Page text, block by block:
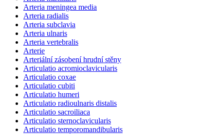
Arteria meningea media
Arteria radialis
Arteria subclavia
Arteria ulnaris
Arteria vertebralis
Arterie
Arteriální zásobení hrudní stěny
Articulatio acromioclavicularis
Articulatio coxae
Articulatio cubiti
Articulatio humeri
Articulatio radioulnaris distalis
Articulatio sacroiliaca
Articulatio sternoclavicularis
Articulatio temporomandibularis